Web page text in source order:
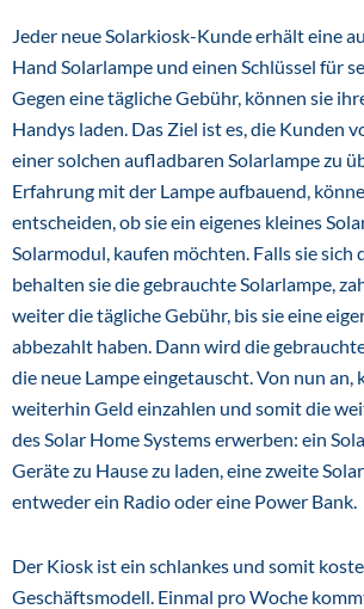
Jeder neue Solarkiosk-Kunde erhält eine
Hand Solarlampe und einen Schlüssel für
Gegen eine tägliche Gebühr, können sie
Handys laden. Das Ziel ist es, die Kunden
einer solchen aufladbaren Solarlampe zu
Erfahrung mit der Lampe aufbauend,
entscheiden, ob sie ein eigenes kleines
Solarmodul, kaufen möchten. Falls sie sich
behalten sie die gebrauchte Solarlampe,
weiter die tägliche Gebühr, bis sie eine
abbezahlt haben. Dann wird die
die neue Lampe eingetauscht. Von nun an,
weiterhin Geld einzahlen und somit die
des Solar Home Systems erwerben: ein
Geräte zu Hause zu laden, eine zweite
entweder ein Radio oder eine Power Bank.
Der Kiosk ist ein schlankes und somit
Geschäftsmodell. Einmal pro Woche